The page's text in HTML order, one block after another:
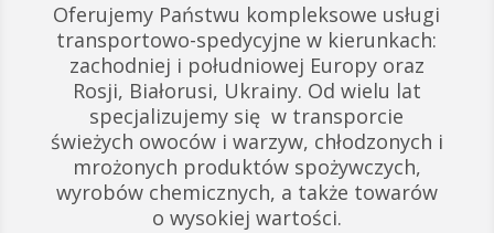
Oferujemy Państwu kompleksowe usługi
transportowo-spedycyjne w kierunkach:
zachodniej i południowej Europy oraz
Rosji, Białorusi, Ukrainy. Od wielu lat
specjalizujemy się w transporcie
świeżych owoców i warzyw, chłodzonych i
mrożonych produktów spożywczych,
wyrobów chemicznych, a także towarów
o wysokiej wartości.